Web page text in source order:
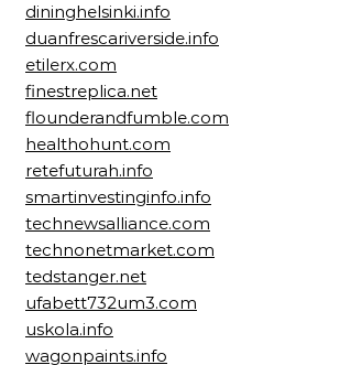
dininghelsinki.info
duanfrescariverside.info
etilerx.com
finestreplica.net
flounderandfumble.com
healthohunt.com
retefuturah.info
smartinvestinginfo.info
technewsalliance.com
technonetmarket.com
tedstanger.net
ufabett732um3.com
uskola.info
wagonpaints.info